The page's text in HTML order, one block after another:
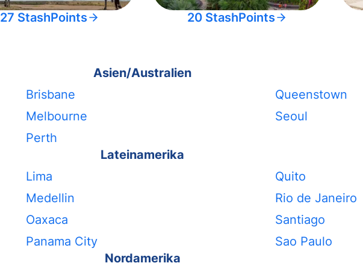
27 StashPoints 20 StashPoints
Asien/Australien
Brisbane
Melbourne
Perth
Queenstown
Seoul
Lateinamerika
Lima
Medellin
Oaxaca
Panama City
Quito
Rio de Janeiro
Santiago
Sao Paulo
Nordamerika